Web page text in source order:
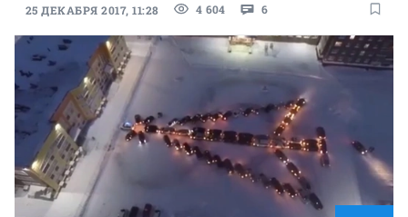
25 ДЕКАБРЯ 2017, 11:28 4 604 6